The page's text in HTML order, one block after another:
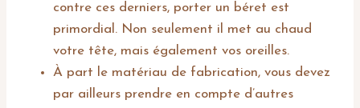
contre ces derniers, porter un béret est
primordial. Non seulement il met au chaud
votre tête, mais également vos oreilles.
À part le matériau de fabrication, vous devez
par ailleurs prendre en compte d’autres